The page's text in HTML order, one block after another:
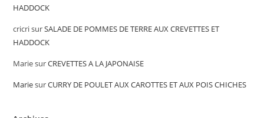
HADDOCK
cricrisurSALADE DE POMMES DE TERRE AUX CREVETTES ET
HADDOCK
MariesurCREVETTES A LA JAPONAISE
MariesurCURRY DE POULET AUX CAROTTES ET AUX POIS CHICHES